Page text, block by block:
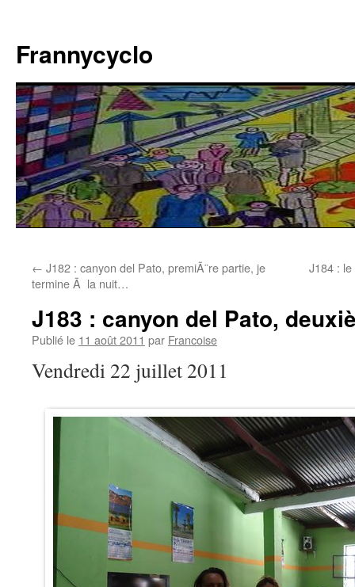
contenu
Frannycyclo
← J182 : canyon del Pato, premiÃ¨re partie, je
termine Ã la nuit…
J184 :
J183 : canyon del Pato,
Publié le 11 août 2011 par Francoise
Vendredi 22 juillet 2011